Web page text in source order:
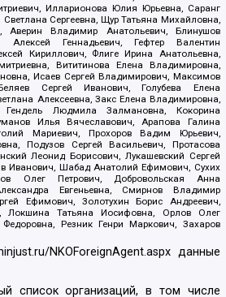
Илларионова Юлия Юрьевна, Саранг
Сергеевна, Щур Татьяна Михайловна,
Аверин Владимир Анатольевич, Блинушов
Геннадьевич, Гефтер Валентин
Кириллович, Флиге Ирина Анатольевна,
Вититинова Елена Владимировна,
Исаев Сергей Владимирович, Максимов
Сергей Иванович, Голубева Елена
Алексеевна, Закс Елена Владимировна,
Гендель Людмила Залмановна, Кокорина
Илья Вячеславович, Арапова Галина
Мариевич, Прохоров Вадим Юрьевич,
Подузов Сергей Васильевич, Протасова
Леонид Борисович, Лукашевский Сергей
Иванович, Шабад Анатолий Ефимович, Сухих
Олег Петрович, Добровольская Анна
Евгеньевна, Смирнов Владимир
Ефимович, Золотухин Борис Андреевич,
Локшина Татьяна Иосифовна, Орлов Олег
Резник Генри Маркович, Захаров
NKOForeignAgent.aspxданные
список организаций, в том числе